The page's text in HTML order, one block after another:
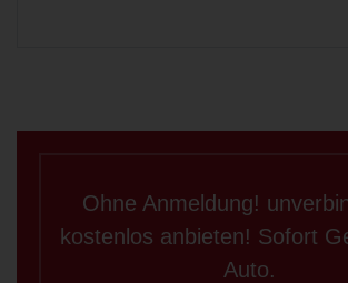
Ohne Anmeldung!
kostenlos anbieten! Sofort
Auto.